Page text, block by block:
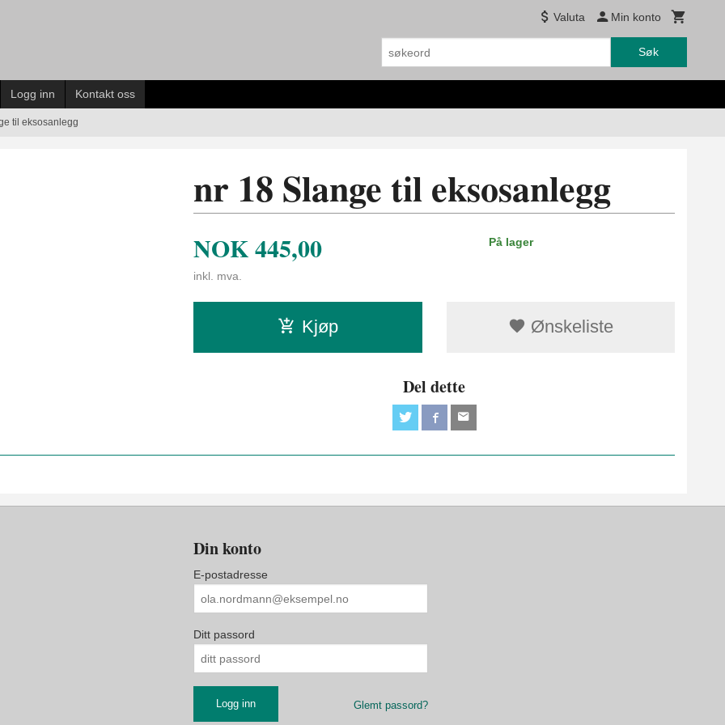
Valuta Min konto
Søk
Logg inn Kontakt oss
til eksosanlegg
nr 18 Slange til eksosanlegg
NOK445,00
inkl. mva.
På lager
Kjøp Ønskeliste
Del dette
Din konto
E-postadresse
Ditt passord
Glemt passord?